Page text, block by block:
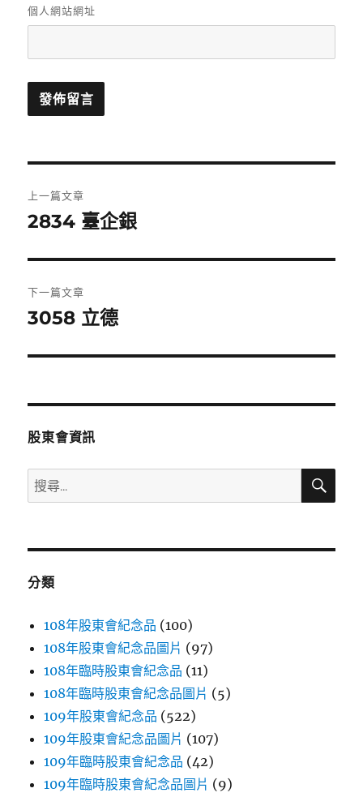
個人網站網址
章
覽
上一篇文章
上
篇
文
章:
2834 臺企銀
下一篇文章
下
篇
章:
3058 立德
股東會資訊
搜
尋
鍵
搜
分類
108年股東會紀念品 (100)
108年股東會紀念品圖片 (97)
108年臨時股東會紀念品 (11)
108年臨時股東會紀念品圖片 (5)
109年股東會紀念品 (522)
109年股東會紀念品圖片 (107)
109年臨時股東會紀念品 (42)
109年臨時股東會紀念品圖片 (9)